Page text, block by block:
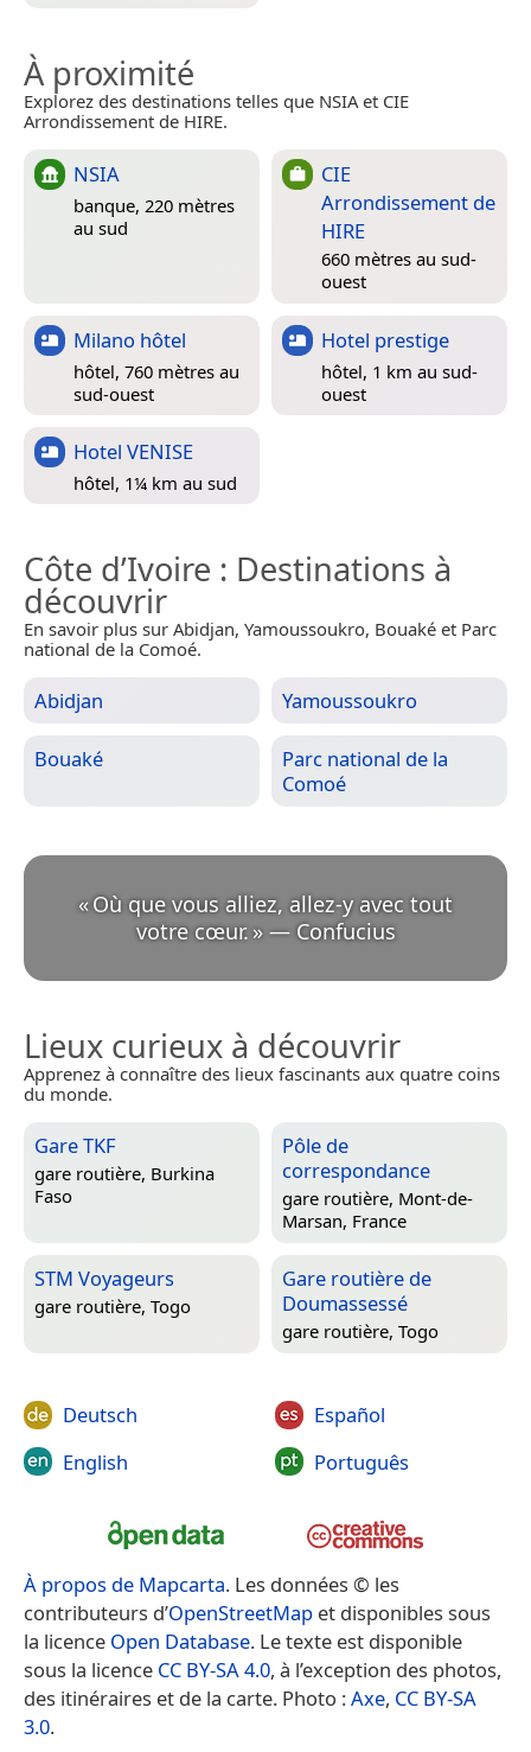
À proximité
Explorez des destinations telles que NSIA et CIE
Arrondissement de HIRE.
NSIA
banque, 220 mètres
au sud
CIE
Arrondissement de
HIRE
660 mètres au sud-
ouest
Milano hôtel
hôtel, 760 mètres au
sud-ouest
Hotel prestige
hôtel, 1 km au sud-
ouest
Hotel VENISE
hôtel, 1¼ km au sud
Côte d’Ivoire : Destinations à
découvrir
En savoir plus sur Abidjan, Yamoussoukro, Bouaké et Parc
national de la Comoé.
Abidjan Yamoussoukro
Bouaké
Parc national de la
Comoé
«Où que vous alliez, allez-y avec tout
votre cœur. » — Confucius
Lieux curieux à découvrir
Apprenez à connaître des lieux fascinants aux quatre coins
du monde.
Gare TKF
gare routière, Burkina
Faso
Pôle de
correspondance
gare routière, Mont-de-
Marsan, France
STM Voyageurs
gare routière, Togo
Gare routière de
Doumassessé
gare routière, Togo
Deutsch
English
Español
Português
À propos de Mapcarta. Les données © les
contributeurs d’OpenStreetMap et disponibles sous
la licence Open Database. Le texte est disponible
sous la licence CC BY-SA 4.0, à l’exception des photos,
des itinéraires et de la carte. Photo :Axe, CC BY-SA
3.0.